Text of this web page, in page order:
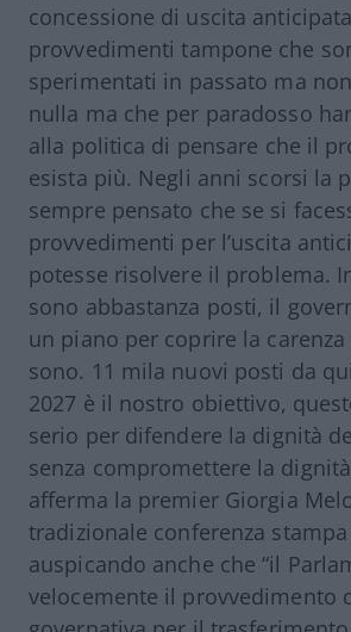
concessione di uscita
provvedimenti tampone che
sperimentati in passato ma
nulla ma che per paradosso
alla politica di pensare che il
esista più. Negli anni scorsi la
sempre pensato che se si
provvedimenti per l’uscita
potesse risolvere il problema.
sono abbastanza posti, il
un piano per coprire la
sono. 11 mila nuovi posti da
2027 è il nostro obiettivo,
serio per difendere la dignità
senza compromettere la
afferma la premier Giorgia
tradizionale conferenza
auspicando anche che “il
velocemente il provvedimento